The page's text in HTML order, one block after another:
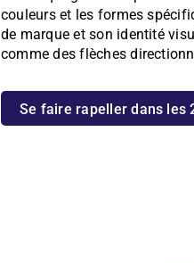
couleurs et les formes
de marque et son identité
comme des flèches
Se faire rapeller dans les